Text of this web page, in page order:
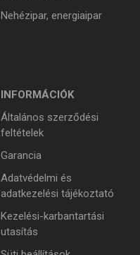
Nehézipar, energiaipar
INFORMÁCIÓK
Általános szerződési
feltételek
Garancia
Adatvédelmi és
adatkezelési tájékoztató
Kezelési-karbantartási
utasítás